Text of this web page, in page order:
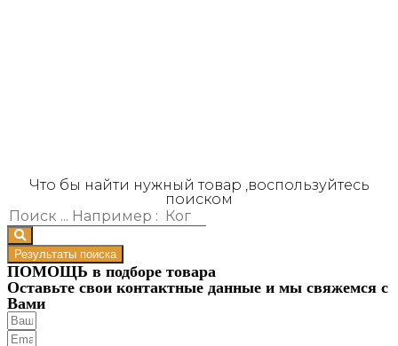
Что бы найти нужный товар ,воспользуйтесь
поиском
Результаты поиска
ПОМОЩЬ в подборе товара
Оставьте свои контактные данные и мы свяжемся с
Вами